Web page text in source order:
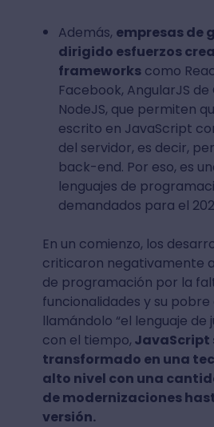
Además, empresas de
dirigido esfuerzos
frameworkscomo
Facebook, AngularJS de
NodeJS, que permiten
escrito en JavaScript
del servidor, es decir,
back-end. Por eso, es
lenguajes de
demandados para el
En un comienzo, los
criticaron negativamente
de programación por la
funcionalidades y su pobre
llamándolo “el lenguaje de
con el tiempo, JavaScript
transformado en una
alto nivel con una
de modernizaciones
versión.